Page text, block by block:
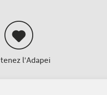
l'Adapei